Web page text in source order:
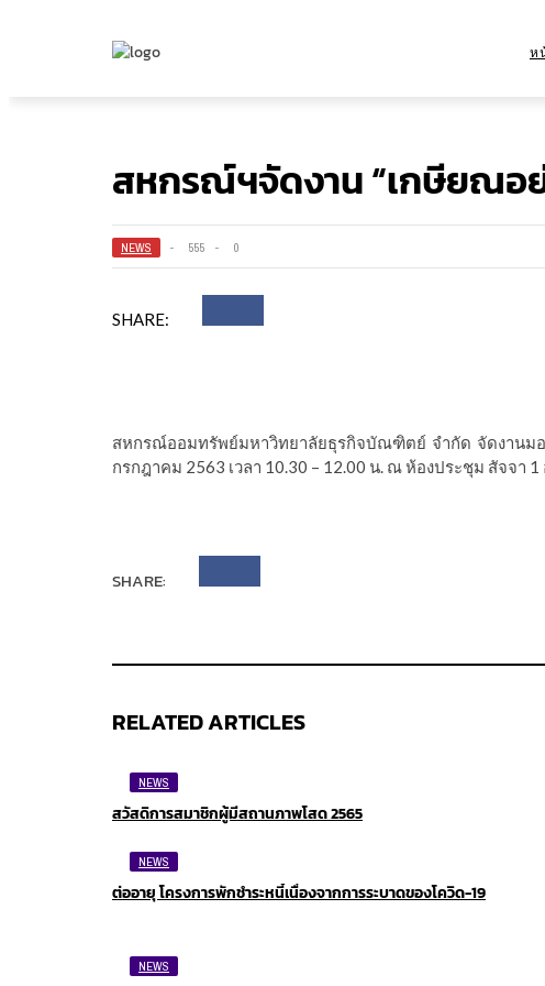
ห
สหกรณ์ฯจัดงาน “เกษียณอ
NEWS 555 0
SHARE:
สหกรณ์ออมทรัพย์มหาวิทยาลัยธุรกิจบัณฑิตย์ จำกัด จัดงานมอ
กรกฎาคม 2563 เวลา 10.30 – 12.00 น. ณ ห้องประชุม สัจจา
SHARE:
RELATED ARTICLES
NEWS
สวัสดิการสมาชิกผู้มีสถานภาพโสด 2565
NEWS
ต่ออายุ โครงการพักชำระหนี้เนื่องจากการระบาดของโควิด-19
NEWS